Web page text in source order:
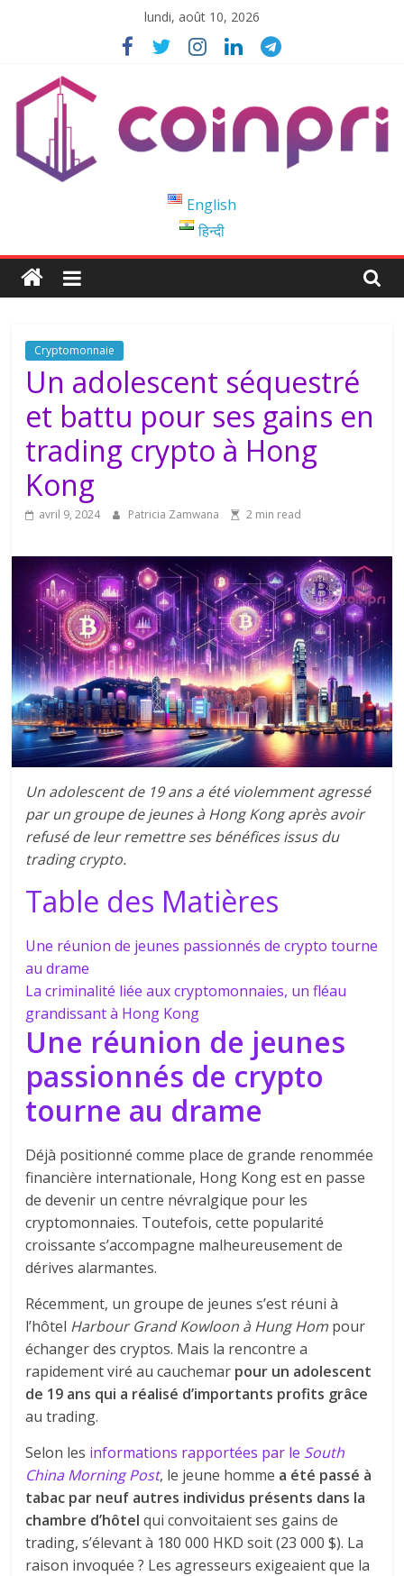
lundi, août 10, 2026
Blockchain
Easy
to
English
हिन्दी
Cryptomonnaie
Un adolescent séquestré
et battu pour ses gains en
trading crypto à Hong
Kong
avril 9, 2024 Patricia Zamwana 2 min read
Un adolescent de 19 ans a été violemment agressé
par un groupe de jeunes à Hong Kong après avoir
refusé de leur remettre ses bénéfices issus du
trading crypto.
Table des Matières
Une réunion de jeunes passionnés de crypto tourne
au drame
La criminalité liée aux cryptomonnaies, un fléau
grandissant à Hong Kong
Une réunion de jeunes
passionnés de crypto
tourne au drame
Déjà positionné comme place de grande renommée
financière internationale, Hong Kong est en passe
de devenir un centre névralgique pour les
cryptomonnaies. Toutefois, cette popularité
croissante s’accompagne malheureusement de
dérives alarmantes.
Récemment, un groupe de jeunes s’est réuni à
l’hôtel Harbour Grand Kowloon à Hung Hom pour
échanger des cryptos. Mais la rencontre a
rapidement viré au cauchemar pour un adolescent
de 19 ans qui a réalisé d’importants profits grâce
au trading.
Selon les informations rapportées par le South
China Morning Post, le jeune homme a été passé à
tabac par neuf autres individus présents dans la
chambre d’hôtel qui convoitaient ses gains de
trading, s’élevant à 180 000 HKD soit (23 000 $). La
raison invoquée ? Les agresseurs exigeaient que la